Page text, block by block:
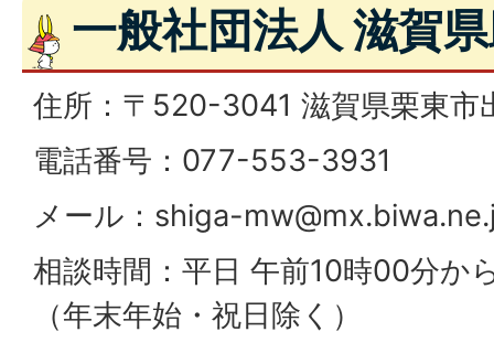
一般社団法人 滋賀
住所：〒520-3041 滋賀県栗東市
電話番号：077-553-3931
メール： shiga-
相談時間：平日 午前10時00分か
（年末年始・祝日除く）